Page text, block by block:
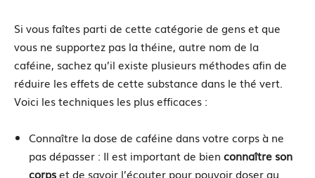
Si vous faîtes parti de cette catégorie de gens et que
vous ne supportez pas la théine, autre nom de la
caféine, sachez qu’il existe plusieurs méthodes afin de
réduire les effets de cette substance dans le thé vert.
Voici les techniques les plus efficaces :
Connaître la dose de caféine dans votre corps à ne
pas dépasser : Il est important de bien connaître son
corpset de savoir l’écouter pour pouvoir doser au